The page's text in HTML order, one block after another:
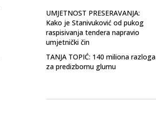
UMJETNOST PRESERAVANJA:
Kako je Stanivuković od pukog
raspisivanja tendera napravio
umjetnički čin
TANJA TOPIĆ: 140 miliona razloga
za predizbornu glumu